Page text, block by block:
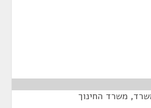
משרד החינוך